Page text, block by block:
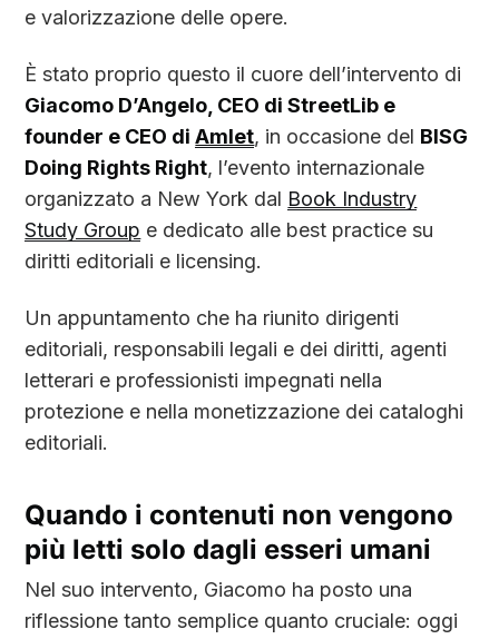
e valorizzazione delle opere.
È stato proprio questo il cuore dell’intervento di
Giacomo D’Angelo, CEO di StreetLib e
founder e CEO diAmlet, in occasione del BISG
Doing Rights Right, l’evento internazionale
organizzato a New York dal Book Industry
Study Group e dedicato alle best practice su
diritti editoriali e licensing.
Un appuntamento che ha riunito dirigenti
editoriali, responsabili legali e dei diritti, agenti
letterari e professionisti impegnati nella
protezione e nella monetizzazione dei cataloghi
editoriali.
Quando i contenuti non vengono
più letti solo dagli esseri umani
Nel suo intervento, Giacomo ha posto una
riflessione tanto semplice quanto cruciale: oggi